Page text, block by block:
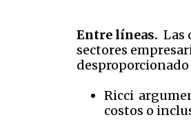
Entre líneas. Las
sectores
Ricci
costos o